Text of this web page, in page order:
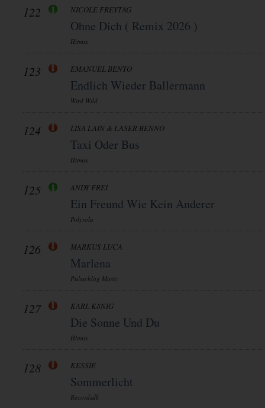
122 NICOLE FREYTAG
Ohne Dich ( Remix 2026 )
Hitmix
123 EMANUEL BENTO
Endlich Wieder Ballermann
Wird Wild
124 LISA LAIN & LASER BENNO
Taxi Oder Bus
Hitmix
125 ANDY FREI
Ein Freund Wie Kein Anderer
Polyrola
126 MARKUS LUCA
Marlena
Pulsschlag Music
127 KARL KöNIG
Die Sonne Und Du
Hitmix
128 KESSIE
Sommerlicht
Recordsdk